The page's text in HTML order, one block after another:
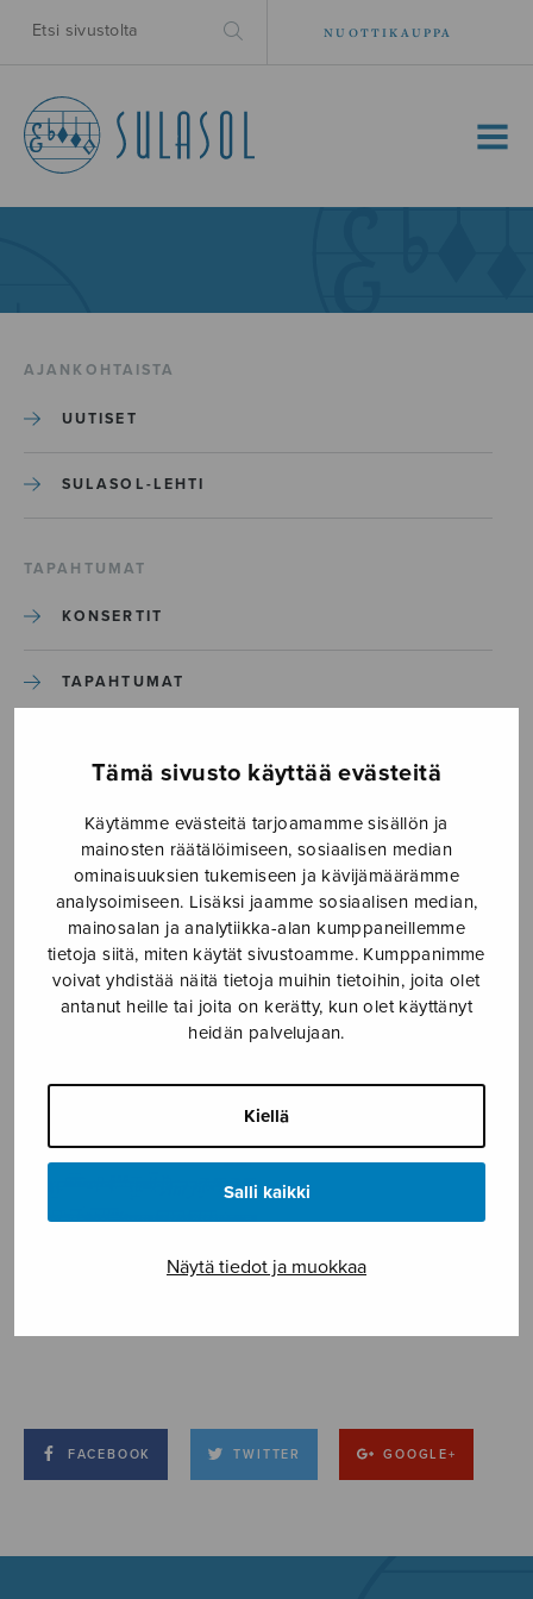
Tämä sivusto käyttää evästeitä
Käytämme evästeitä tarjoamamme sisällön ja
mainosten räätälöimiseen, sosiaalisen median
ominaisuuksien tukemiseen ja kävijämäärämme
analysoimiseen. Lisäksi jaamme sosiaalisen median,
mainosalan ja analytiikka-alan kumppaneillemme
tietoja siitä, miten käytät sivustoamme. Kumppanimme
voivat yhdistää näitä tietoja muihin tietoihin, joita olet
antanut heille tai joita on kerätty, kun olet käyttänyt
heidän palvelujaan.
Kiellä
Salli kaikki
Näytä tiedot ja muokkaa
NUOTTIKAUPPA
MENU
AJANKOHTAISTA
UUTISET
SULASOL-LEHTI
TAPAHTUMAT
KONSERTIT
TAPAHTUMAT
Etusivu › Media › 7×7
7×7
11.4.2018
FACEBOOK TWITTER GOOGLE+